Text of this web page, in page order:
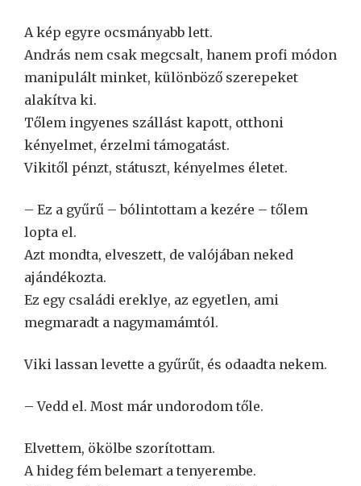
A kép egyre ocsmányabb lett.
András nem csak megcsalt, hanem profi módon
manipulált minket, különböző szerepeket
alakítva ki.
Tőlem ingyenes szállást kapott, otthoni
kényelmet, érzelmi támogatást.
Vikitől pénzt, státuszt, kényelmes életet.
– Ez a gyűrű – bólintottam a kezére – tőlem
lopta el.
Azt mondta, elveszett, de valójában neked
ajándékozta.
Ez egy családi ereklye, az egyetlen, ami
megmaradt a nagymamámtól.
Viki lassan levette a gyűrűt, és odaadta nekem.
– Vedd el. Most már undorodom tőle.
Elvettem, ökölbe szorítottam.
A hideg fém belemart a tenyerembe.